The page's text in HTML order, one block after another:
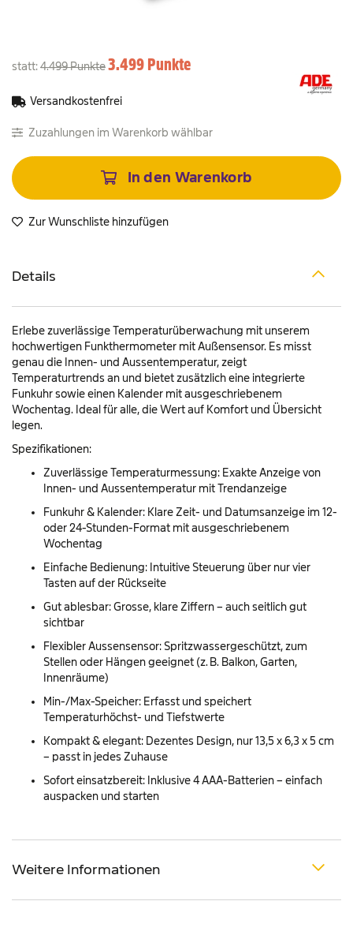
Taschen
& Magazine
statt 4.499 Punkte 3.499 Punkte
Versandkostenfrei
Zuzahlungen im Warenkorb wählbar
In den Warenkorb
Zur Wunschliste hinzufügen
Details
Erlebe zuverlässige Temperaturüberwachung mit unserem
hochwertigen Funkthermometer mit Außensensor. Es misst
genau die Innen- und Aussentemperatur, zeigt
Temperaturtrends an und bietet zusätzlich eine integrierte
Funkuhr sowie einen Kalender mit ausgeschriebenem
Wochentag. Ideal für alle, die Wert auf Komfort und Übersicht
legen.
Spezifikationen:
Zuverlässige Temperaturmessung: Exakte Anzeige von
Innen- und Aussentemperatur mit Trendanzeige
Funkuhr & Kalender: Klare Zeit- und Datumsanzeige im 12-
oder 24-Stunden-Format mit ausgeschriebenem
Wochentag
Einfache Bedienung: Intuitive Steuerung über nur vier
Tasten auf der Rückseite
Gut ablesbar: Grosse, klare Ziffern – auch seitlich gut
sichtbar
Flexibler Aussensensor: Spritzwassergeschützt, zum
Stellen oder Hängen geeignet (z. B. Balkon, Garten,
Innenräume)
Min-/Max-Speicher: Erfasst und speichert
Temperaturhöchst- und Tiefstwerte
Kompakt & elegant: Dezentes Design, nur 13,5 x 6,3 x 5 cm
– passt in jedes Zuhause
Sofort einsatzbereit: Inklusive 4 AAA-Batterien – einfach
auspacken und starten
Weitere Informationen